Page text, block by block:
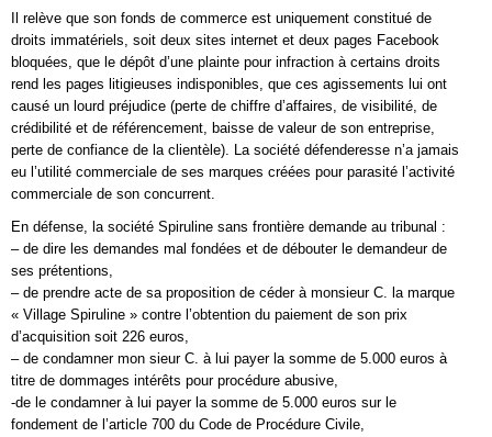
Il relève que son fonds de commerce est uniquement constitué de
droits immatériels, soit deux sites internet et deux pages Facebook
bloquées, que le dépôt d’une plainte pour infraction à certains droits
rend les pages litigieuses indisponibles, que ces agissements lui ont
causé un lourd préjudice (perte de chiffre d’affaires, de visibilité, de
crédibilité et de référencement, baisse de valeur de son entreprise,
perte de confiance de la clientèle). La société défenderesse n’a jamais
eu l’utilité commerciale de ses marques créées pour parasité l’activité
commerciale de son concurrent.
En défense, la société Spiruline sans frontière demande au tribunal :
– de dire les demandes mal fondées et de débouter le demandeur de
ses prétentions,
– de prendre acte de sa proposition de céder à monsieur C. la marque
« Village Spiruline » contre l’obtention du paiement de son prix
d’acquisition soit 226 euros,
– de condamner mon sieur C. à lui payer la somme de 5.000 euros à
titre de dommages intérêts pour procédure abusive,
-de le condamner à lui payer la somme de 5.000 euros sur le
fondement de l’article 700 du Code de Procédure Civile,